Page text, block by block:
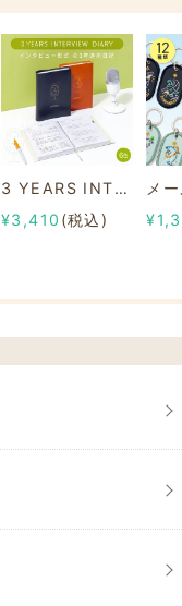
3 YEARS INTERVIEW DIARY
¥3,410 (税込)